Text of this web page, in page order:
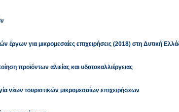
έργων για μικρομεσαίες επιχειρήσεις (2018) στη Δυτική
προϊόντων αλιείας και υδατοκαλλιέργειας
νέων τουριστικών μικρομεσαίων επιχειρήσεων